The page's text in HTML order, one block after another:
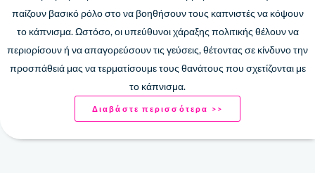
παίζουν βασικό ρόλο στο να βοηθήσουν τους καπνιστές να κόψουν
το κάπνισμα. Ωστόσο, οι υπεύθυνοι χάραξης πολιτικής θέλουν να
περιορίσουν ή να απαγορεύσουν τις γεύσεις, θέτοντας σε κίνδυνο την
προσπάθειά μας να τερματίσουμε τους θανάτους που σχετίζονται με
το κάπνισμα.
Διαβάστε περισσότερα >>